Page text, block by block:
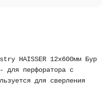
HAISSER 12х600мм Бур
для перфоратора с
для сверления